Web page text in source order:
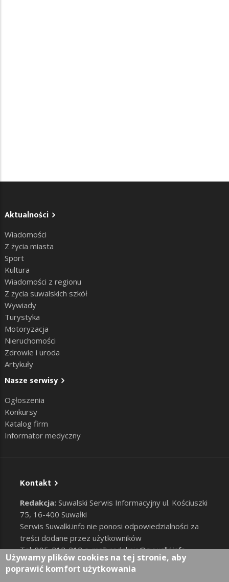
Aktualności
Wiadomości
Z życia miasta
Sport
Kultura
Wiadomości z regionu
Z życia suwalskich szkół
Wywiady
Turystyka
Motoryzacja
Nieruchomości
Zdrowie i uroda
Artykuły
Nasze serwisy
Ogłoszenia
Konkursy
Katalog firm
Informator medyczny
Kontakt
Redakcja: Suwalski Serwis Informacyjny ul. Kościuszki
75, 16-400 Suwałki
Serwis Suwalki.info nie ponosi odpowiedzialności za
treści dodane przez użytkowników
Tel: 885-212-212 e-mail:redakcja@suwalki.info,
reklama@suwalki.info
RODO |Cookies
Używamy plików cookies na tej stronie, aby
poprawić komfort użytkowania